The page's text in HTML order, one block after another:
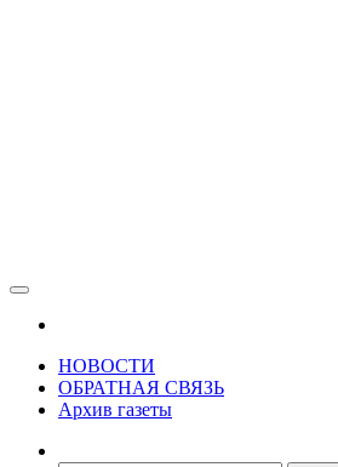
НОВОСТИ
ОБРАТНАЯ СВЯЗЬ
Архив газеты